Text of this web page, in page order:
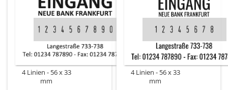
4 Linien
56 x 33
mm
4 Linien
56 x 33
mm